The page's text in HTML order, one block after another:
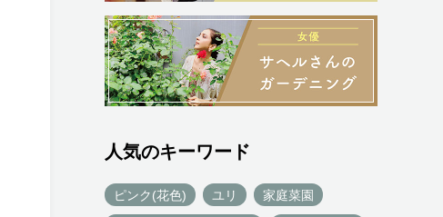
人気のキーワード
ピンク(花色) ユリ 家庭菜園